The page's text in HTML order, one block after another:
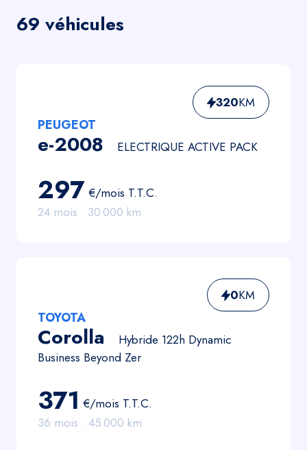
69 véhicules
320KM
PEUGEOT
e-2008 ELECTRIQUE ACTIVE PACK
297 €/mois T.T.C.
24 mois . 30 000 km
0KM
TOYOTA
Corolla
Hybride 122h Dynamic
Business Beyond Zer
371 €/mois T.T.C.
36 mois . 45 000 km